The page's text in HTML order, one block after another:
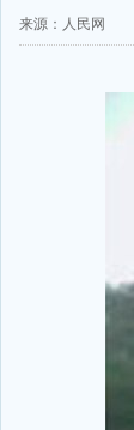
来源：人民网